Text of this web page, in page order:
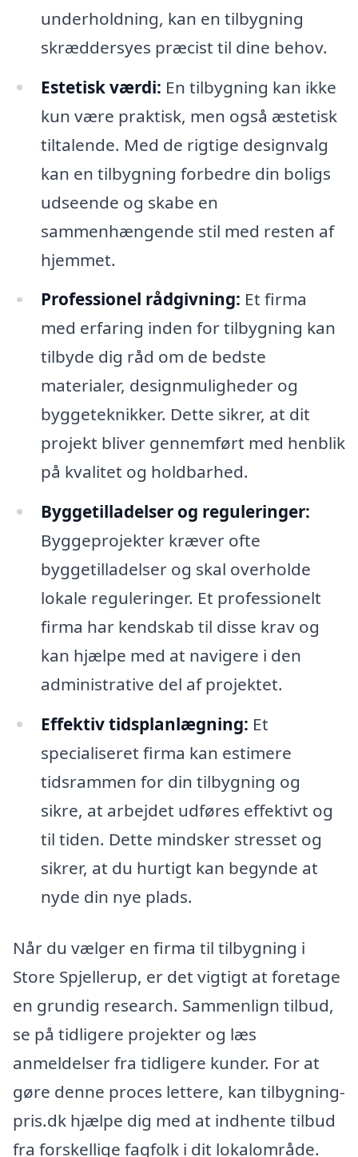
underholdning, kan en tilbygning
skræddersyes præcist til dine behov.
Estetisk værdi: En tilbygning kan ikke
kun være praktisk, men også æstetisk
tiltalende. Med de rigtige designvalg
kan en tilbygning forbedre din boligs
udseende og skabe en
sammenhængende stil med resten af
hjemmet.
Professionel rådgivning: Et firma
med erfaring inden for tilbygning kan
tilbyde dig råd om de bedste
materialer, designmuligheder og
byggeteknikker. Dette sikrer, at dit
projekt bliver gennemført med henblik
på kvalitet og holdbarhed.
Byggetilladelser og reguleringer:
Byggeprojekter kræver ofte
byggetilladelser og skal overholde
lokale reguleringer. Et professionelt
firma har kendskab til disse krav og
kan hjælpe med at navigere i den
administrative del af projektet.
Effektiv tidsplanlægning: Et
specialiseret firma kan estimere
tidsrammen for din tilbygning og
sikre, at arbejdet udføres effektivt og
til tiden. Dette mindsker stresset og
sikrer, at du hurtigt kan begynde at
nyde din nye plads.
Når du vælger en firma til tilbygning i
Store Spjellerup, er det vigtigt at foretage
en grundig research. Sammenlign tilbud,
se på tidligere projekter og læs
anmeldelser fra tidligere kunder. For at
gøre denne proces lettere, kan tilbygning-
pris.dk hjælpe dig med at indhente tilbud
fra forskellige fagfolk i dit lokalområde.